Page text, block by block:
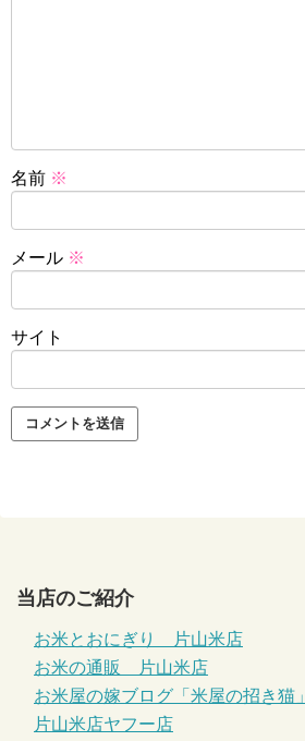
名前 ※
メール ※
サイト
当店のご紹介
お米とおにぎり 片山米店
お米の通販 片山米店
お米屋の嫁ブログ「米屋の招き猫」
片山米店ヤフー店